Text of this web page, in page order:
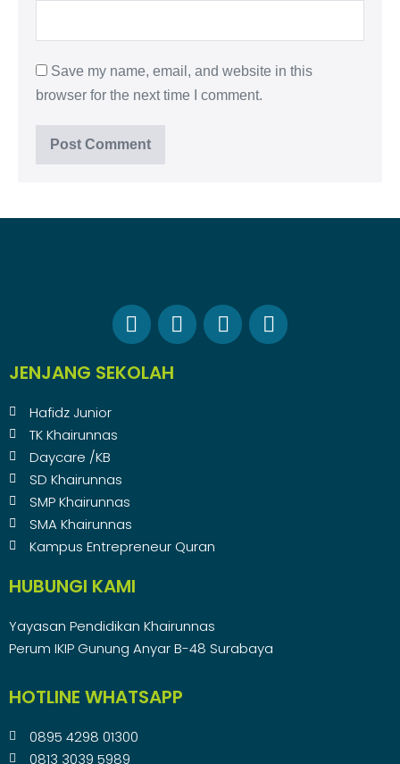
Save my name, email, and website in this
browser for the next time I comment.
JENJANG SEKOLAH
Hafidz Junior
TK Khairunnas
Daycare /KB
SD Khairunnas
SMP Khairunnas
SMA Khairunnas
Kampus Entrepreneur Quran
HUBUNGI KAMI
Yayasan Pendidikan Khairunnas
Perum IKIP Gunung Anyar B-48 Surabaya
HOTLINE WHATSAPP
0895 4298 01300
0813 3039 5989